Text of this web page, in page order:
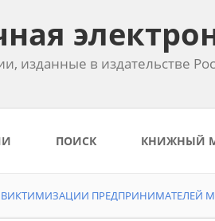
изданные в издательстве
ПОИСК КНИЖНЫЙ
ПРЕДПРИНИМАТЕЛЕЙ